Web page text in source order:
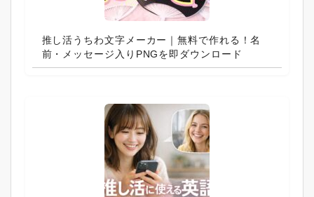
推し活うちわ文字メーカー｜無料で作れる！名
前・メッセージ入りPNGを即ダウンロード